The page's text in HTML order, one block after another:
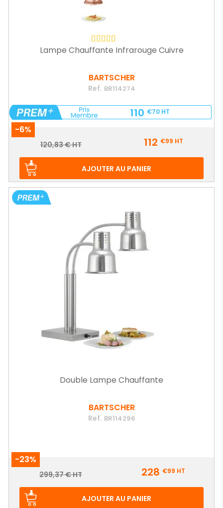
Lampe Chauffante Infrarouge Cuivre
BARTSCHER
Ref. BR114274
110 €70 HT
-6%
Prix
Prix
120,83 € HT 112 €99 HT
AJOUTER AU PANIER
Double Lampe Chauffante
BARTSCHER
Ref. BR114296
-23%
Prix
Prix
299,37 € HT 228 €99 HT
AJOUTER AU PANIER